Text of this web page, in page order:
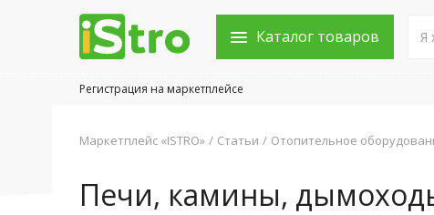
Каталог товаров
Регистрация на маркетплейсе
Маркетплейс «ISTRO» Статьи Отопительное
Печи, камины,